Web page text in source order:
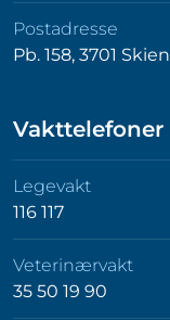
Postadresse
Pb. 158, 3701 Skien
Vakttelefoner
Legevakt
116 117
Veterinærvakt
35 50 19 90